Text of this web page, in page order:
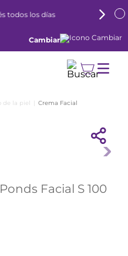
todos los días
Cambiar
de la piel Crema Facial
Facial S 100